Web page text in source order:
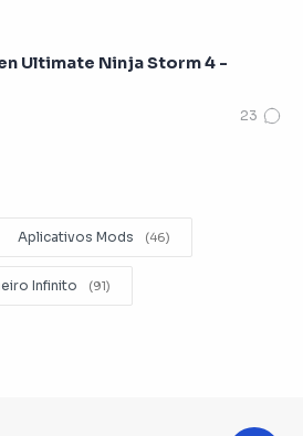
Ultimate Ninja Storm 4 -
Aplicativos Mods
Infinito